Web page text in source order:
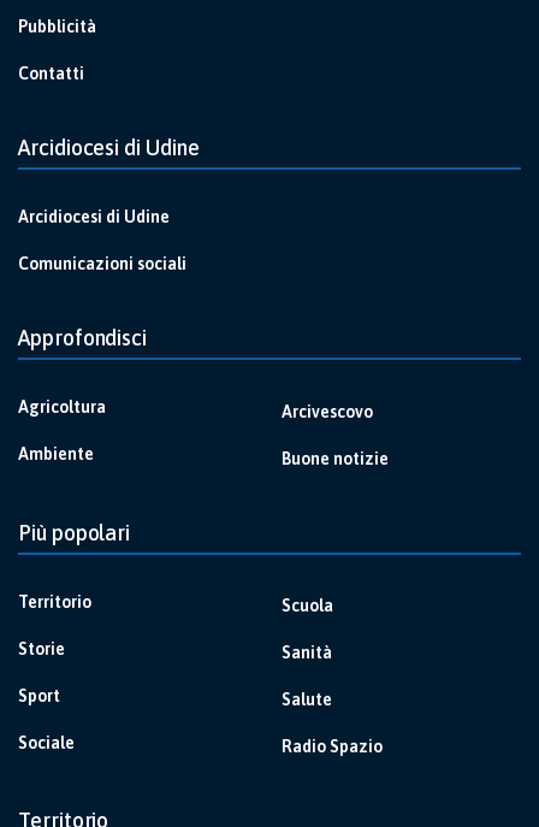
Pubblicità
Contatti
Arcidiocesi di Udine
Arcidiocesi di Udine
Comunicazioni sociali
Approfondisci
Agricoltura
Ambiente
Arcivescovo
Buone notizie
Più popolari
Territorio
Storie
Sport
Sociale
Scuola
Sanità
Salute
Radio Spazio
Territorio